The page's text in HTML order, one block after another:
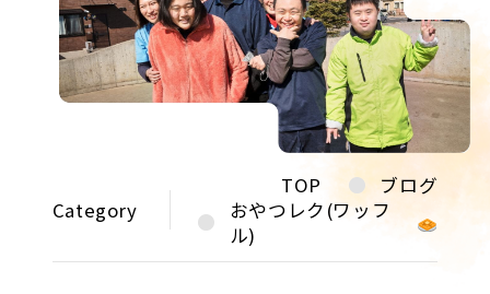
Category
TOP
ブログ
おやつレク(ワッフ
ル)